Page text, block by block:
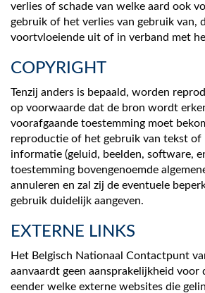
verlies of schade van welke aard ook
gebruik of het verlies van gebruik van,
voortvloeiende uit of in verband met
COPYRIGHT
Tenzij anders is bepaald, worden
op voorwaarde dat de bron wordt
voorafgaande toestemming moet
reproductie of het gebruik van tekst of
informatie (geluid, beelden, software,
toestemming bovengenoemde
annuleren en zal zij de eventuele
gebruik duidelijk aangeven.
EXTERNE LINKS
Het Belgisch Nationaal Contactpunt
aanvaardt geen aansprakelijkheid voor
eender welke externe websites die